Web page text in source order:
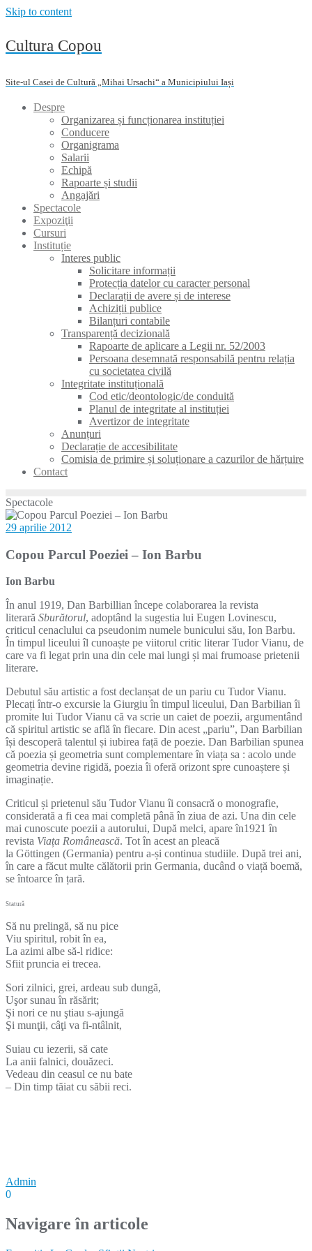
Skip to content
Cultura Copou
Site-ul Casei de Cultură „Mihai Ursachi“ a Municipiului Iași
Despre
Organizarea și funcționarea instituției
Conducere
Organigrama
Salarii
Echipă
Rapoarte și studii
Angajări
Spectacole
Expoziţii
Cursuri
Instituție
Interes public
Solicitare informații
Protecția datelor cu caracter personal
Declarații de avere și de interese
Achiziții publice
Bilanțuri contabile
Transparență decizională
Rapoarte de aplicare a Legii nr. 52/2003
Persoana desemnată responsabilă pentru relația
cu societatea civilă
Integritate instituțională
Cod etic/deontologic/de conduită
Planul de integritate al instituției
Avertizor de integritate
Anunțuri
Declarație de accesibilitate
Comisia de primire și soluționare a cazurilor de hărțuire
Contact
Spectacole
29 aprilie 2012
Copou Parcul Poeziei – Ion Barbu
Ion Barbu
În anul 1919, Dan Barbillian începe colaborarea la revista
literară Sburătorul, adoptând la sugestia lui Eugen Lovinescu,
criticul cenaclului ca pseudonim numele bunicului său, Ion Barbu.
În timpul liceului îl cunoaște pe viitorul critic literar Tudor Vianu, de
care va fi legat prin una din cele mai lungi și mai frumoase prietenii
literare.
Debutul său artistic a fost declanșat de un pariu cu Tudor Vianu.
Plecați într-o excursie la Giurgiu în timpul liceului, Dan Barbilian îi
promite lui Tudor Vianu că va scrie un caiet de poezii, argumentând
că spiritul artistic se află în fiecare. Din acest „pariu”, Dan Barbilian
își descoperă talentul și iubirea față de poezie. Dan Barbilian spunea
că poezia și geometria sunt complementare în viața sa : acolo unde
geometria devine rigidă, poezia îi oferă orizont spre cunoaștere și
imaginație.
Criticul și prietenul său Tudor Vianu îi consacră o monografie,
considerată a fi cea mai completă până în ziua de azi. Una din cele
mai cunoscute poezii a autorului, După melci, apare în1921 în
revista Viața Românească. Tot în acest an pleacă
la Göttingen (Germania) pentru a-și continua studiile. După trei ani,
în care a făcut multe călătorii prin Germania, ducând o viață boemă,
se întoarce în țară.
Statură
Să nu prelingă, să nu pice
Viu spiritul, robit în ea,
La azimi albe să-l ridice:
Sfiit pruncia ei trecea.
Sori zilnici, grei, ardeau sub dungă,
Uşor sunau în răsărit;
Şi nori ce nu ştiau s-ajungă
Şi munţii, câţi va fi-ntâlnit,
Suiau cu iezerii, să cate
La anii falnici, douăzeci.
Vedeau din ceasul ce nu bate
– Din timp tăiat cu săbii reci.
Admin
0
Navigare în articole